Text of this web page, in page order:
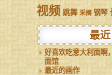
视频 跳舞 采摘 钢琴
最近
好喜欢吃意大利面啊
面馆
最近的画作